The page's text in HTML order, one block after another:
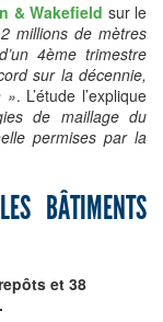
& Wakefield sur le
millions de mètres
4ème trimestre
sur la décennie,
». L’étude l’explique
de maillage du
permises par la
BÂTIMENTS
et 38